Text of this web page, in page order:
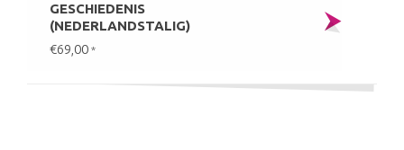
GESCHIEDENIS
(NEDERLANDSTALIG)
€69,00 *